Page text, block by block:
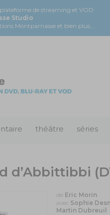
de streaming et VOD
Studio
Montparnasse et bien plus...
théâtre séries
d’Abbittibbi
de Eric Morin
avec Sophie
Martin Dubreuil